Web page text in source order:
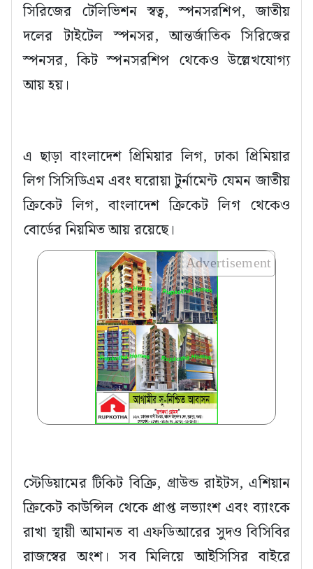
সিরিজের টেলিভিশন স্বত্ব, স্পনসরশিপ, জাতীয়
দলের টাইটেল স্পনসর, আন্তর্জাতিক সিরিজের
স্পনসর, কিট স্পনসরশিপ থেকেও উল্লেখযোগ্য
আয় হয়।
এ ছাড়া বাংলাদেশ প্রিমিয়ার লিগ, ঢাকা প্রিমিয়ার
লিগ সিসিডিএম এবং ঘরোয়া টুর্নামেন্ট যেমন জাতীয়
ক্রিকেট লিগ, বাংলাদেশ ক্রিকেট লিগ থেকেও
বোর্ডের নিয়মিত আয় রয়েছে।
Advertisement
স্টেডিয়ামের টিকিট বিক্রি, গ্রাউন্ড রাইটস, এশিয়ান
ক্রিকেট কাউন্সিল থেকে প্রাপ্ত লভ্যাংশ এবং ব্যাংকে
রাখা স্থায়ী আমানত বা এফডিআরের সুদও বিসিবির
রাজস্বের অংশ। সব মিলিয়ে আইসিসির বাইরে